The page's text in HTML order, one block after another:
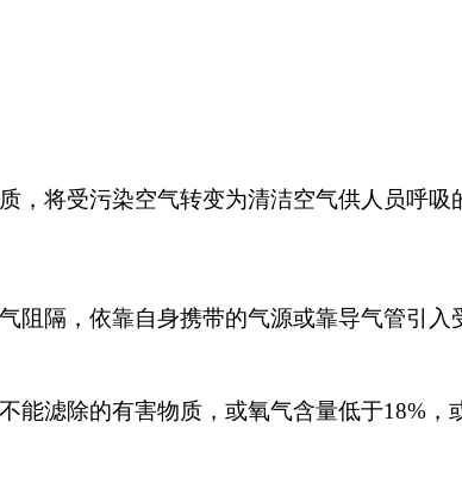
将受污染空气转变为清洁空气供人员呼吸
隔，依靠自身携带的气源或靠导气管引入
滤除的有害物质，或氧气含量低于18%，